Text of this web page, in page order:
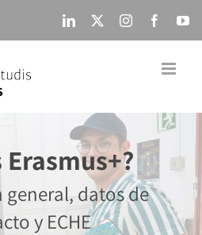
LinkedIn Instagram
Erasmus+?
datos de
y ECHE